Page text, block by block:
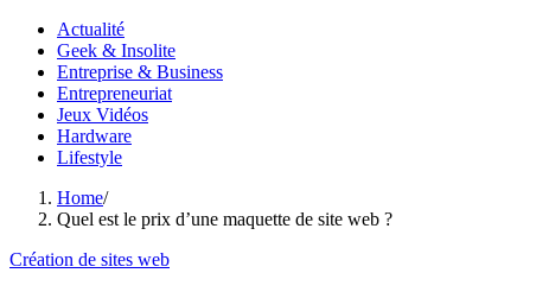
Actualité
Geek & Insolite
Entreprise & Business
Entrepreneuriat
Jeux Vidéos
Hardware
Lifestyle
Home/
Quel est le prix d’une maquette de site web ?
Création de sites web